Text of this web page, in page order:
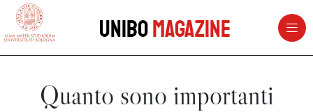
vai al contenuto della pagina
UniboMagazine
Quanto sono importanti